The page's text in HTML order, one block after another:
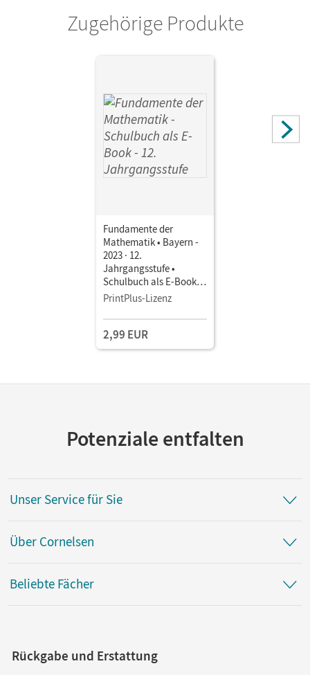
Zugehörige Produkte
Fundamente der
Mathematik • Bayern -
2023 · 12.
Jahrgangsstufe •
Schulbuch als E-Book
Mit Medien
PrintPlus-Lizenz
2,99 EUR
Potenziale entfalten
Unser Service für Sie
Über Cornelsen
Beliebte Fächer
Rückgabe und Erstattung